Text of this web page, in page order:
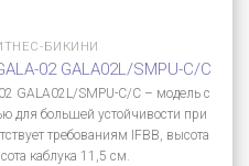
БИКИНИ
02 GALA02L/SMPU-C/C
GALA02L/SMPU-C/C – модель с
для большей устойчивости при
требованиям IFBB, высота
каблука 11,5 см.